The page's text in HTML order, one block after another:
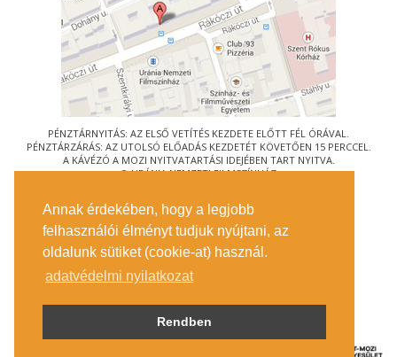
Annak érdekében, hogy a legjobb
felhasználói élményt tudjuk nyújtani, az
oldalunk sütiket (cookie-at) használ.
adatvédelmi nyilatkozat
Rendben
PÉNZTÁRNYITÁS: AZ ELSŐ VETÍTÉS KEZDETE ELŐTT FÉL ÓRÁVAL.
PÉNZTÁRZÁRÁS: AZ UTOLSÓ ELŐADÁS KEZDETÉT KÖVETŐEN 15 PERCCEL.
A KÁVÉZÓ A MOZI NYITVATARTÁSI IDEJÉBEN TART NYITVA.
© URÁNIA NEMZETI FILMSZÍNHÁZ
1088 BUDAPEST, RÁKÓCZI ÚT 21.
MEGKÖZELÍTÉS
JEGYINFORMÁCIÓ
ÍRJON NEKÜNK!
KÖZÉRDEKŰ ADATOK